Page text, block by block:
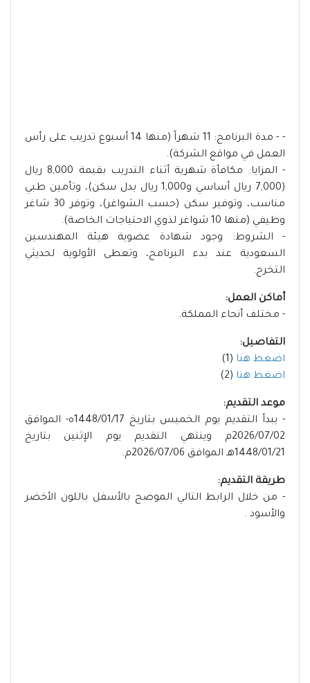
- - مدة البرنامج: 11 شهراً (منها 14 أسبوع تدريب على رأس
العمل في مواقع الشركة).
- المزايا: مكافأة شهرية أثناء التدريب بقيمة 8,000 ريال
(7,000 ريال أساسي و1,000 ريال بدل سكن)، وتأمين طبي
مناسب، وتوفير سكن (حسب الشواغر)، وتوفر 30 شاغر
وظيفي (منها 10 شواغر لذوي الاحتياجات الخاصة).
- الشروط: وجود شهادة عضوية هيئة المهندسين
السعودية عند بدء البرنامج، وتعطى الأولوية لحديثي
التخرج.
أماكن العمل:
- مختلف أنحاء المملكة.
التفاصيل:
اضغط هنا (1)
اضغط هنا (2)
موعد التقديم:
- يبدأ التقديم يوم الخميس بتاريخ 1448/01/17ه- الموافق
2026/07/02م وينتهي التقديم يوم الإثنين بتاريخ
1448/01/21هـ الموافق 2026/07/06م.
طريقة التقديم:
- من خلال الرابط التالي الموضح بالأسفل باللون الأخضر
والأسود .